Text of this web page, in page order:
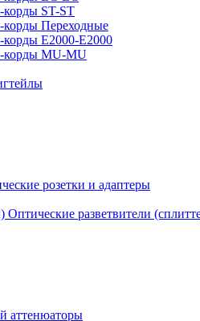
корды ST-ST
корды Переходные
корды E2000-E2000
корды MU-MU
розетки и адаптеры
Оптические разветвители
аттенюаторы